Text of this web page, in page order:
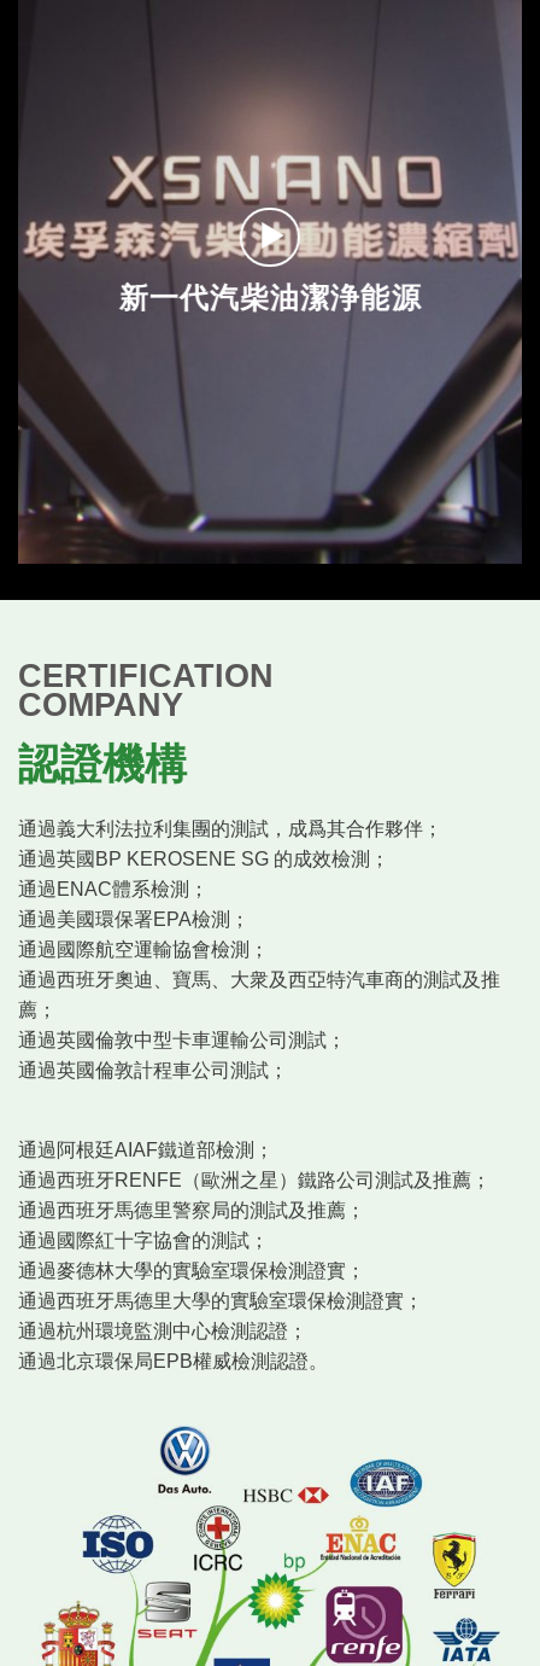
新一代汽柴油潔浄能源
CERTIFICATION
COMPANY
認證機構
通過義大利法拉利集團的測試，成爲其合作夥伴；
通過英國BP KEROSENE SG 的成效檢測；
通過ENAC體系檢測；
通過美國環保署EPA檢測；
通過國際航空運輸協會檢測；
通過西班牙奧迪、寶馬、大衆及西亞特汽車商的測試及推
薦；
通過英國倫敦中型卡車運輸公司測試；
通過英國倫敦計程車公司測試；
通過阿根廷AIAF鐵道部檢測；
通過西班牙RENFE（歐洲之星）鐵路公司測試及推薦；
通過西班牙馬德里警察局的測試及推薦；
通過國際紅十字協會的測試；
通過麥德林大學的實驗室環保檢測證實；
通過西班牙馬德里大學的實驗室環保檢測證實；
通過杭州環境監測中心檢測認證；
通過北京環保局EPB權威檢測認證。